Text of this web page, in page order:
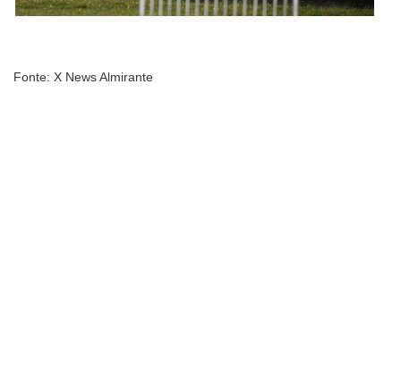
Fonte: X News Almirante